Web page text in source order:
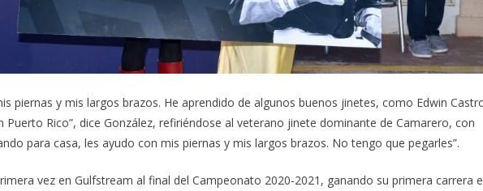
piernas y mis largos brazos. He aprendido de algunos buenos jinetes, como Edwin
Rico”, dice González, refiriéndose al veterano jinete dominante de Camarero, con
para casa, les ayudo con mis piernas y mis largos brazos. No tengo que pegarles”.
vez en Gulfstream al final del Campeonato 2020-2021, ganando su primera carrera